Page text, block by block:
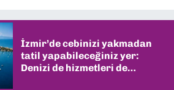
İzmir’de cebinizi yakmadan
tatil yapabileceğiniz yer:
Denizi de hizmetleri de